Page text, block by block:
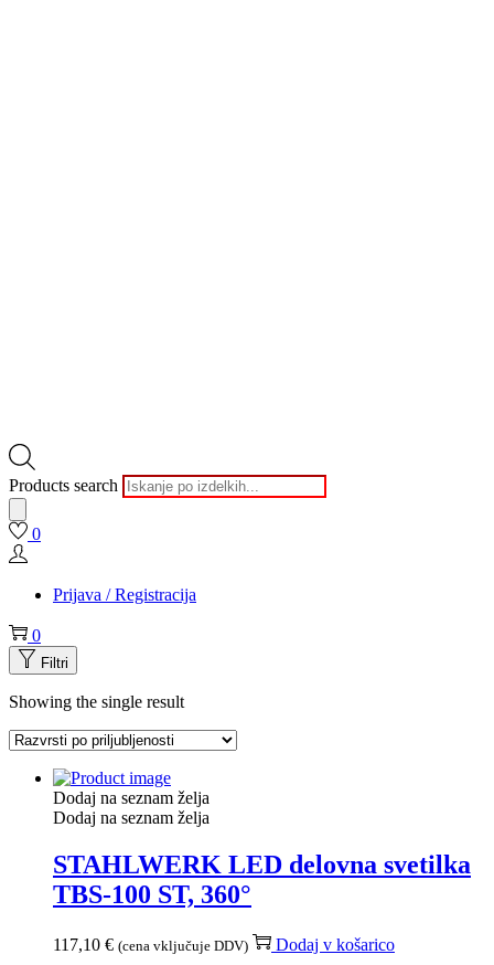
Products search
0
Prijava / Registracija
0
Filtri
Showing the single result
Dodaj na seznam želja
Dodaj na seznam želja
STAHLWERK LED delovna svetilka
TBS-100 ST, 360°
117,10 € (cena vključuje DDV) Dodaj v košarico